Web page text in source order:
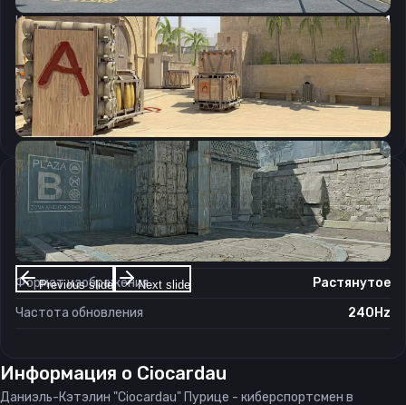
Previous slide Next slide
Чувствительность мыши в зуме:
1
Чувствительность мыши в Windows:
6/11
Ускорение мыши:
0
m_rawinput:
1
Настройки экрана
Разрешение
1280×960
Соотношение сторон
4:3
Формат изображения
Растянутое
Частота обновления
240Hz
Информация о Ciocardau
Даниэль-Кэтэлин "Ciocardau" Пурице - киберспортсмен в